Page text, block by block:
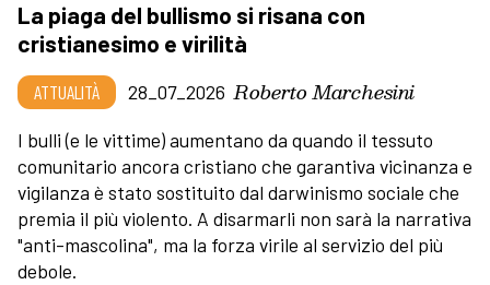
La piaga del bullismo si risana con
cristianesimo e virilità
ATTUALITÀ 28_07_2026 Roberto Marchesini
I bulli (e le vittime) aumentano da quando il tessuto
comunitario ancora cristiano che garantiva vicinanza e
vigilanza è stato sostituito dal darwinismo sociale che
premia il più violento. A disarmarli non sarà la narrativa
"anti-mascolina", ma la forza virile al servizio del più
debole.